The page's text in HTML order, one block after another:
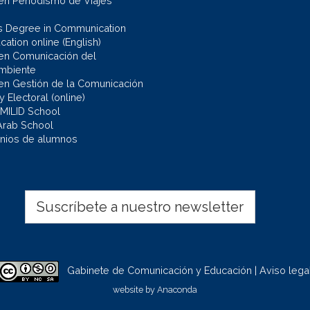
Degree in Communication
online (English)
Comunicación del
Gestión de la Comunicación
Electoral (online)
School
School
de alumnos
Suscríbete a nuestro newsletter
Gabinete de Comunicación y Educación | Aviso legal
website by Anaconda